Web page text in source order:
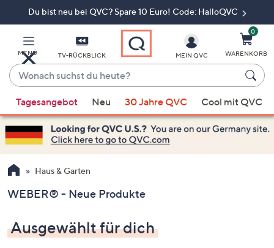
Du bist neu bei QVC? Spare 10 Euro! Code: HalloQVC
MENÜ TV-RÜCKBLICK
Wonach
suchst
du
heute?
Vorschläge
verfügbar
sind,
verwenden
Sie
Pfeiltasten
oben
und
MEIN QVC
0
WARENKORB
Tagesangebot Neu 30 Jahre QVC Cool mit QVC
Haus & Garten
WEBER® - Neue Produkte
Ausgewählt für dich